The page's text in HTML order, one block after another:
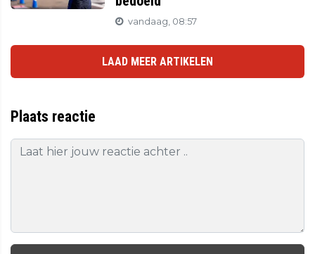
vandaag, 08:57
LAAD MEER ARTIKELEN
Plaats reactie